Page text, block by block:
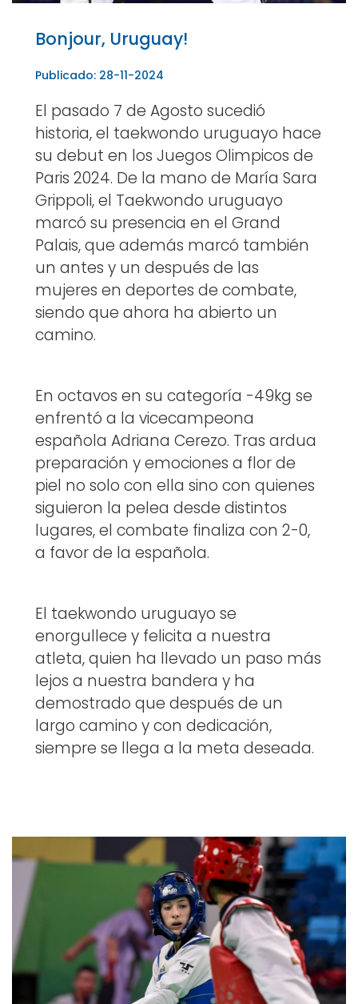
Bonjour, Uruguay!
Publicado: 28-11-2024
El pasado 7 de Agosto sucedió
historia, el taekwondo uruguayo hace
su debut en los Juegos Olimpicos de
Paris 2024. De la mano de María Sara
Grippoli, el Taekwondo uruguayo
marcó su presencia en el Grand
Palais, que además marcó también
un antes y un después de las
mujeres en deportes de combate,
siendo que ahora ha abierto un
camino.
En octavos en su categoría -49kg se
enfrentó a la vicecampeona
española Adriana Cerezo. Tras ardua
preparación y emociones a flor de
piel no solo con ella sino con quienes
siguieron la pelea desde distintos
lugares, el combate finaliza con 2-0,
a favor de la española.
El taekwondo uruguayo se
enorgullece y felicita a nuestra
atleta, quien ha llevado un paso más
lejos a nuestra bandera y ha
demostrado que después de un
largo camino y con dedicación,
siempre se llega a la meta deseada.